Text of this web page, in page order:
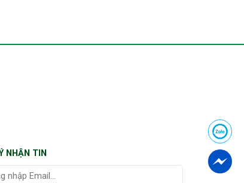
NHẬN TIN